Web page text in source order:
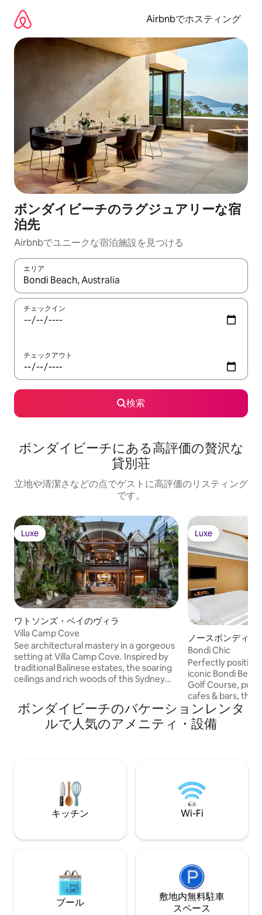
Airbnbでホスティング
ボンダイビーチのラグジュアリーな宿
泊先
Airbnbでユニークな宿泊施設を見つける
エリア
検索結果が表示されたら、上下の矢印キーを使って移動するか
チェックイン
チェックアウト
検索
ボンダイビーチに⁠あ⁠る高⁠評⁠価⁠の贅⁠沢⁠な
貸⁠別⁠荘
立地や清潔さなどの点でゲストに高評価のリスティング
です。
Luxe
Luxe
ワトソンズ・ベイのヴィラ
Villa Camp Cove
See architectural mastery in a gorgeous
setting at Villa Camp Cove. Inspired by
traditional Balinese estates, the soaring
ceilings and rich woods of this Sydney
breezy luxury. You can look out over the
water to the skyline from the villa’s
beachfront location in the exclusive
Vaucluse area—or take advantage of its
loungers, a gas barbecue and al-fresco
dining for eight. Inside, you can
challenge friends and family at the pool
and ping-pong tables, switch on the
sample vintages from the wine fridge or
paneling will make an impression at first
sight. Even so, you’ll be stunned to walk
into the open-concept living room, fully
equipped kitchen and, at the heart of
Luxe
Luxe
ノースボンディの
Bondi Chic
Perfectly
iconic Bondi
Golf Course,
cafes & bars, this
designed 4
breathtaking
coastline
the holiday
including Joe
ボンダイビーチのバケーションレンタ
ルで人気のアメニティ・設備
キッチン Wi-Fi
プール
敷地内無料駐⁠車
ス⁠ペ⁠ー⁠ス